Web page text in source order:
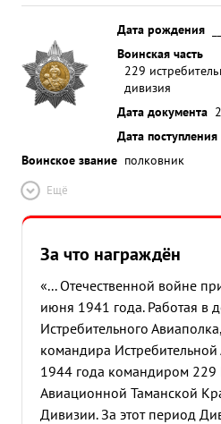
Дата рождения
Воинская часть
229
дивизия
Дата документа
Дата
Воинское звание полковник
Ещё
За что награждён
«... Отечественной войне
июня 1941 года. Работая в
Истребительного
командира
1944 года командиром 229
Авиационной Таманской
Дивизии. За этот период